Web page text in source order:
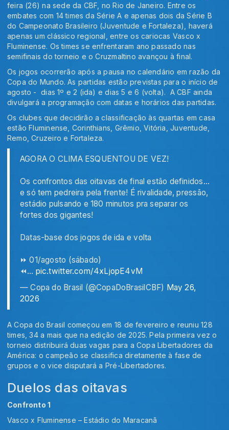
feira (26) na sede da CBF, no Rio de Janeiro. Entre os
embates com 14 times da Série A e apenas dois da Série B
do Campeonato Brasileiro (Juventude e Fortaleza), haverá
apenas um clássico regional, entre os cariocas Vasco x
Fluminense. Os times se enfrentaram ano passado nas
semifinais do torneio e o Cruzmaltino avançou à final.
Os jogos ocorrerão após a pausa no calendário em razão da
Copa do Mundo. As partidas estão previstas para o início de
agosto - dias 1º e 2 (ida) e dias 5 e 6 (volta). A CBF ainda
divulgará a programação com datas e horários das partidas.
Os clubes que decidirão a classificação às quartas em casa
estão Fluminense, Corinthians, Grêmio, Vitória, Juventude,
Remo, Cruzeiro e Fortaleza.
AGORA O CLIMA ESQUENTOU DE VEZ!
Os confrontos das oitavas de final estão definidos…
e só tem pedreira pela frente! É rivalidade, pressão,
estádio pulsando e 180 minutos pra separar os
fortes dos gigantes!
Datas-base dos jogos de ida e volta
⏩ 01/agosto (sábado)
⏪… pic.twitter.com/4xLjopE4vM
— Copa do Brasil (@CopaDoBrasilCBF) May 26,
2026
A Copa do Brasil começou em 18 de fevereiro e reuniu 128
times, 34 a mais que na edição de 2025. Pela primeira vez o
torneio distribuirá duas vagas para a Copa Libertadores da
América: o campeão se classifica diretamente à fase de
grupos e o vice disputará a Pré-Libertadores.
Duelos das oitavas
Confronto 1
Vasco x Fluminense – Estádio do Maracanã